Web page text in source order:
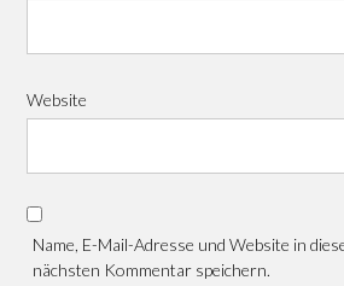
Website
Name, E-Mail-Adresse und Website in
nächsten Kommentar speichern.